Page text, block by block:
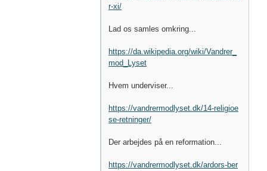
r-xi/
Lad os samles omkring...
https://da.wikipedia.org/wiki/Vandrer_
mod_Lyset
Hvem underviser...
https://vandrermodlyset.dk/14-religioe
se-retninger/
Der arbejdes på en reformation...
https://vandrermodlyset.dk/ardors-ber